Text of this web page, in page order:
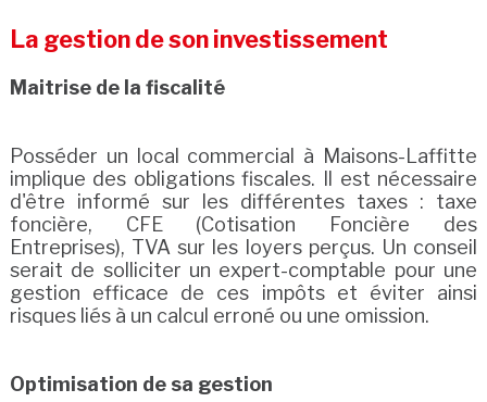
La gestion de son investissement
Maitrise de la fiscalité
Posséder un local commercial à Maisons-Laffitte
implique des obligations fiscales. Il est nécessaire
d'être informé sur les différentes taxes : taxe
foncière, CFE (Cotisation Foncière des
Entreprises), TVA sur les loyers perçus. Un conseil
serait de solliciter un expert-comptable pour une
gestion efficace de ces impôts et éviter ainsi
risques liés à un calcul erroné ou une omission.
Optimisation de sa gestion